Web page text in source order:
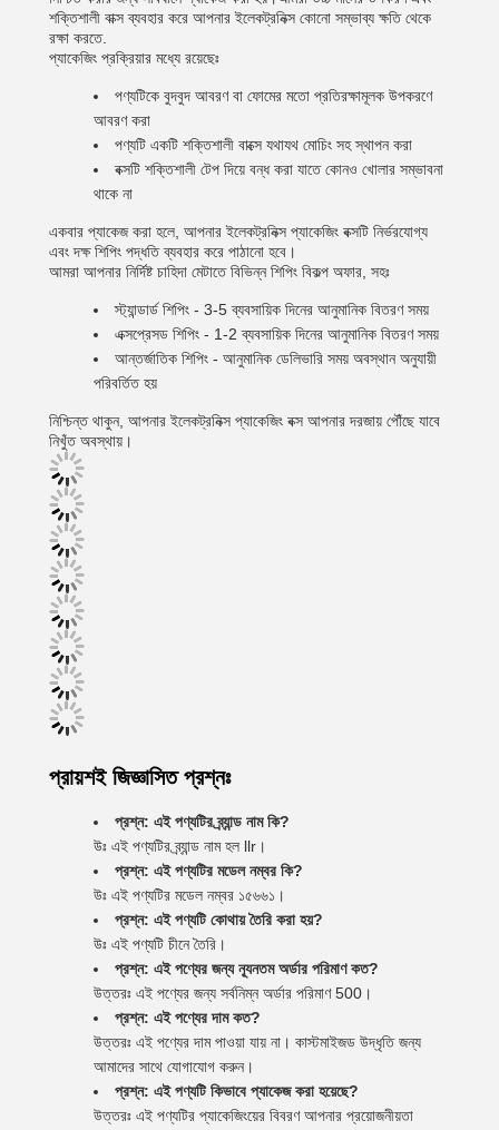
শক্তিশালী বাক্স ব্যবহার করে আপনার ইলেকট্রনিক্স কোনো সম্ভাব্য ক্ষতি থেকে
রক্ষা করতে.
প্যাকেজিং প্রক্রিয়ার মধ্যে রয়েছেঃ
পণ্যটিকে বুদবুদ আবরণ বা ফোমের মতো প্রতিরক্ষামূলক উপকরণে
আবরণ করা
পণ্যটি একটি শক্তিশালী বাক্সে যথাযথ মোচিং সহ স্থাপন করা
বক্সটি শক্তিশালী টেপ দিয়ে বন্ধ করা যাতে কোনও খোলার সম্ভাবনা
থাকে না
একবার প্যাকেজ করা হলে, আপনার ইলেকট্রনিক্স প্যাকেজিং বক্সটি নির্ভরযোগ্য
এবং দক্ষ শিপিং পদ্ধতি ব্যবহার করে পাঠানো হবে।
আমরা আপনার নির্দিষ্ট চাহিদা মেটাতে বিভিন্ন শিপিং বিকল্প অফার, সহঃ
স্ট্যান্ডার্ড শিপিং - 3-5 ব্যবসায়িক দিনের আনুমানিক বিতরণ সময়
এক্সপ্রেসড শিপিং - 1-2 ব্যবসায়িক দিনের আনুমানিক বিতরণ সময়
আন্তর্জাতিক শিপিং - আনুমানিক ডেলিভারি সময় অবস্থান অনুযায়ী
পরিবর্তিত হয়
নিশ্চিন্ত থাকুন, আপনার ইলেকট্রনিক্স প্যাকেজিং বক্স আপনার দরজায় পৌঁছে যাবে
নিখুঁত অবস্থায়।
প্রায়শই জিজ্ঞাসিত প্রশ্নঃ
প্রশ্ন: এই পণ্যটির ব্র্যান্ড নাম কি?
উঃ এই পণ্যটির ব্র্যান্ড নাম হল llr।
প্রশ্ন: এই পণ্যটির মডেল নম্বর কি?
উঃ এই পণ্যটির মডেল নম্বর ১৫৬৬১।
প্রশ্ন: এই পণ্যটি কোথায় তৈরি করা হয়?
উঃ এই পণ্যটি চীনে তৈরি।
প্রশ্ন: এই পণ্যের জন্য ন্যূনতম অর্ডার পরিমাণ কত?
উত্তরঃ এই পণ্যের জন্য সর্বনিম্ন অর্ডার পরিমাণ 500।
প্রশ্ন: এই পণ্যের দাম কত?
উত্তরঃ এই পণ্যের দাম পাওয়া যায় না। কাস্টমাইজড উদ্ধৃতি জন্য
আমাদের সাথে যোগাযোগ করুন।
প্রশ্ন: এই পণ্যটি কিভাবে প্যাকেজ করা হয়েছে?
উত্তরঃ এই পণ্যটির প্যাকেজিংয়ের বিবরণ আপনার প্রয়োজনীয়তা